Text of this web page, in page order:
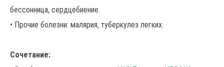
бессонница, сердцебиение.
• Прочие болезни: малярия, туберкулез легких.
Сочетание: